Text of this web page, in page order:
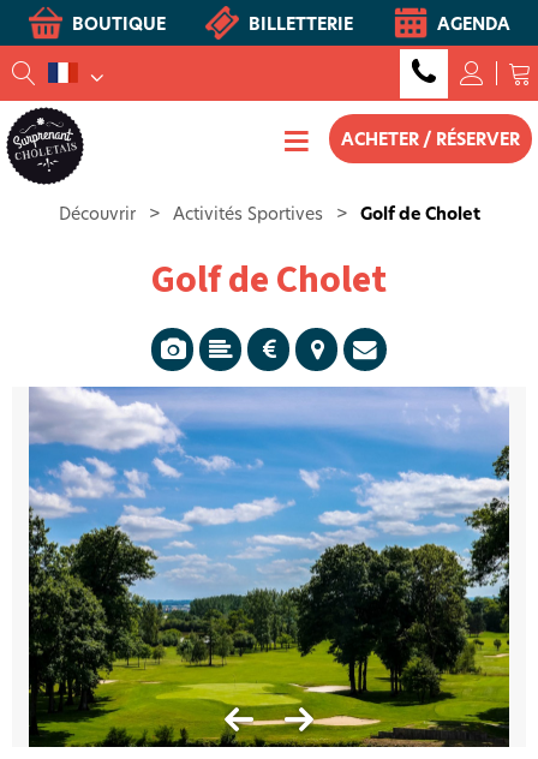
BOUTIQUE BILLETTERIE AGENDA
ACHETER / RÉSERVER
Découvrir > Activités Sportives > Golf de Cholet
Golf de Cholet